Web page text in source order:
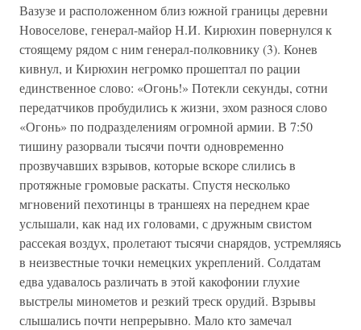
Вазузе и расположенном близ южной границы деревни
Новоселове, генерал-майор Н.И. Кирюхин повернулся к
стоящему рядом с ним генерал-полковнику (3). Конев
кивнул, и Кирюхин негромко прошептал по рации
единственное слово: «Огонь!» Потекли секунды, сотни
передатчиков пробудились к жизни, эхом разнося слово
«Огонь» по подразделениям огромной армии. В 7:50
тишину разорвали тысячи почти одновременно
прозвучавших взрывов, которые вскоре слились в
протяжные громовые раскаты. Спустя несколько
мгновений пехотинцы в траншеях на переднем крае
услышали, как над их головами, с дружным свистом
рассекая воздух, пролетают тысячи снарядов, устремляясь
в неизвестные точки немецких укреплений. Солдатам
едва удавалось различать в этой какофонии глухие
выстрелы минометов и резкий треск орудий. Взрывы
слышались почти непрерывно. Мало кто замечал